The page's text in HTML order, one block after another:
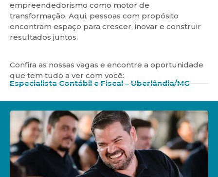
empreendedorismo como motor de
transformação. Aqui, pessoas com propósito
encontram espaço para crescer, inovar e construir
resultados juntos.
Confira as nossas vagas e encontre a oportunidade
que tem tudo a ver com você:
Especialista Contábil e Fiscal – Uberlândia/MG